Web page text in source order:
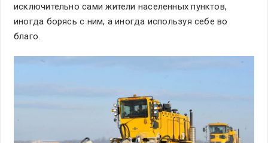
исключительно сами жители населенных пунктов,
иногда борясь с ним, а иногда используя себе во
благо.